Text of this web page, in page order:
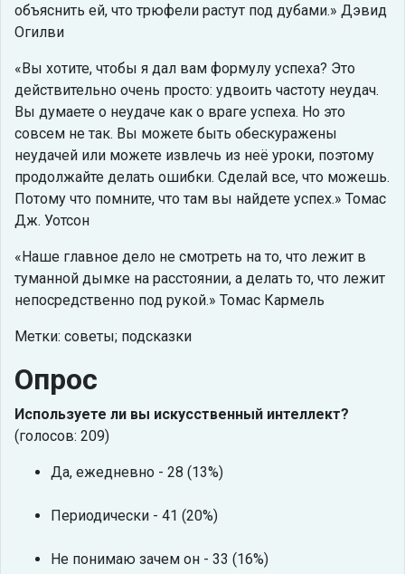
объяснить ей, что трюфели растут под дубами.
Дэвид
Огилви
Вы хотите, чтобы я дал вам формулу успеха? Это
действительно очень просто: удвоить частоту неудач.
Вы думаете о неудаче как о враге успеха. Но это
совсем не так. Вы можете быть обескуражены
неудачей или можете извлечь из неё уроки, поэтому
продолжайте делать ошибки. Сделай все, что можешь.
Потому что помните, что там вы найдете успех.
Томас
Дж. Уотсон
Наше главное дело не смотреть на то, что лежит в
туманной дымке на расстоянии, а делать то, что лежит
непосредственно под рукой.
Томас Кармель
Метки: советы; подсказки
Опрос
Используете ли вы искусственный интеллект?
(голосов: 209)
Да, ежедневно - 28 (13%)
Периодически - 41 (20%)
Не понимаю зачем он - 33 (16%)